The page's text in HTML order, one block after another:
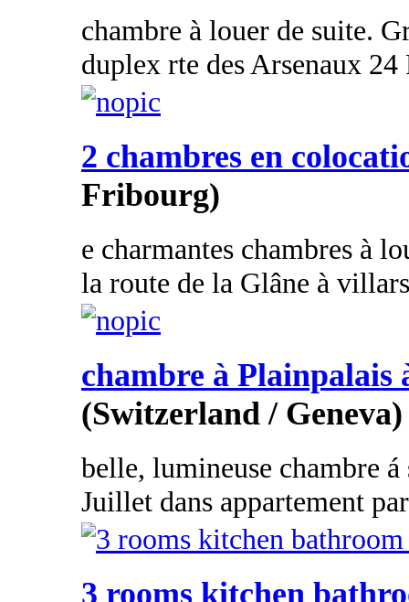
chambre à louer de suite.
duplex rte des Arsenaux
2 chambres en
Fribourg)
e charmantes chambres à
la route de la Glâne à
chambre à
(Switzerland / Geneva)
belle, lumineuse chambre
Juillet dans appartement
3 rooms kitchen